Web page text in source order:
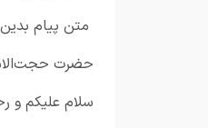
متن پیام
حضرت
سلام علیکم و